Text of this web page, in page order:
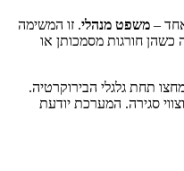
– משפט מנהלי. זו המשימה
כשהן חורגות מסמכותן או
תחת גלגלי הבירוקרטיה.
סגירה. המערכת יודעת